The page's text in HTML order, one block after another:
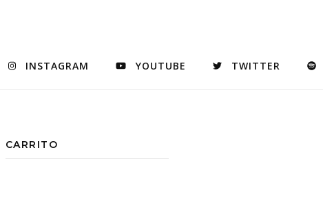
INSTAGRAM YOUTUBE TWITTER
CARRITO